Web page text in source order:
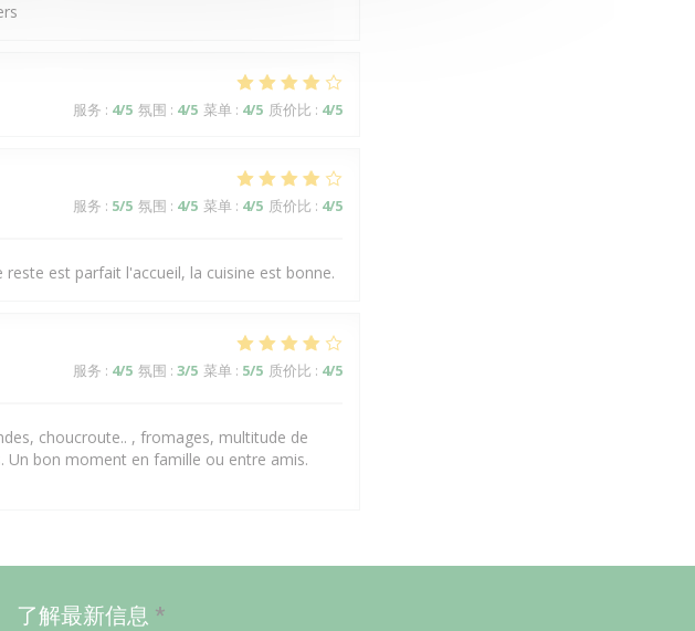
服务 : 4/5 氛围 : 4/5 菜单: 4/5 质价比 : 4/5
服务 : 5/5 氛围 : 4/5 菜单: 4/5 质价比 : 4/5
est parfait l'accueil, la cuisine est bonne.
服务 : 4/5 氛围 : 3/5 菜单: 5/5 质价比 : 4/5
choucroute.. , fromages, multitude de
bon moment en famille ou entre amis.
了解最新信息 *